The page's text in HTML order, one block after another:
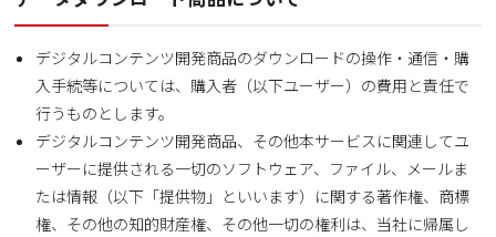
デジタルコンテンツ開発商品のダウンロードの操作・通信・購
入手続等については、購入者（以下ユーザー）の費用と責任で
行うものとします。
デジタルコンテンツ開発商品、その他本サービスに関連してユ
ーザーに提供される一切のソフトウェア、ファイル、メールま
たは情報（以下「提供物」といいます）に関する著作権、商標
権、その他の知的財産権、その他一切の権利は、当社に帰属し